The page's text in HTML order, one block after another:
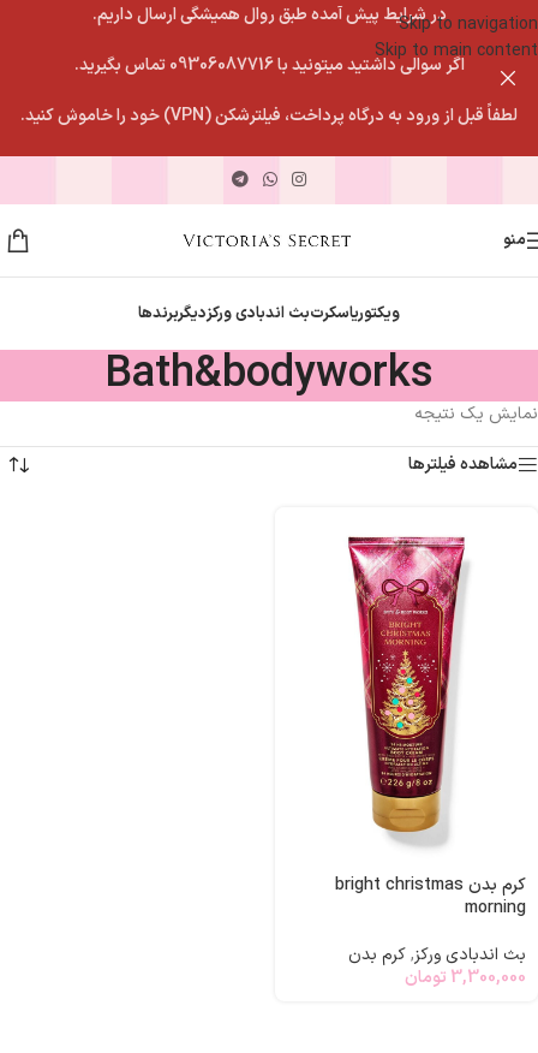
Skip to navigation
Skip to main content
در شرایط پیش آمده طبق روال همیشگی ارسال داریم.
اگر سوالی داشتید میتونید با 09306087716 تماس بگیرید.
لطفاً قبل از ورود به درگاه پرداخت، فیلترشکن (VPN) خود را خاموش کنید.
منو
ویکتوریاسکرتبث اندبادی ورکزدیگربرندها
Bath&bodyworks
نمایش یک نتیجه
مشاهده فیلترها
کرم بدن bright christmas
morning
بث اندبادی ورکز,کرم بدن
3,300,000 تومان